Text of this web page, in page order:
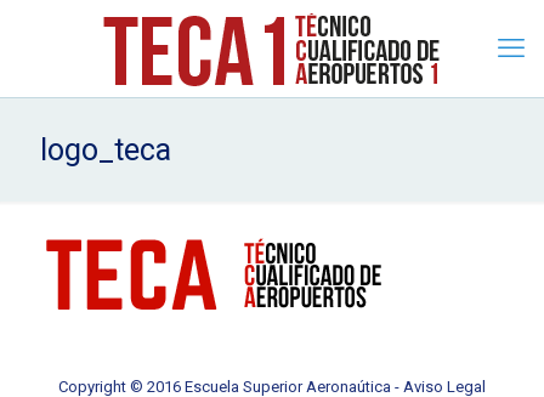
logo_teca
Copyright © 2016 Escuela Superior Aeronaútica - Aviso Legal